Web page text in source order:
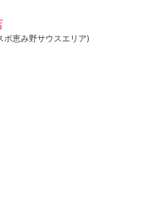
恵み野サウスエリア)